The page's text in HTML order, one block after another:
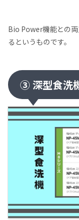
Bio Power機能との
るというものです。
③ 深型食洗